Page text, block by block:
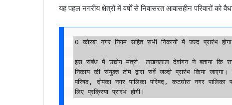
यह पहल नगरीय क्षेत्रों में वर्षों से निवासरत आवासहीन परिवारों को
0 कोरबा नगर निगम सहित सभी निकायों में जल्द प्रारंभ
इस संबंध में उद्योग मंत्री  लखनलाल देवांगन ने बताया कि
निकाय की संयुक्त टीम द्वारा सर्वे जल्दी प्रारंभ किया
परिषद, दीपका नगर पालिका परिषद, कटघोरा नगर
लिए प्रक्रिया प्रारंभ होगी।